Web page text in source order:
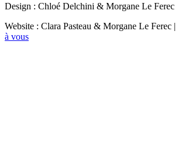
Design : Chloé Delchini & Morgane Le Ferec
Website : Clara Pasteau & Morgane Le Ferec
à vous